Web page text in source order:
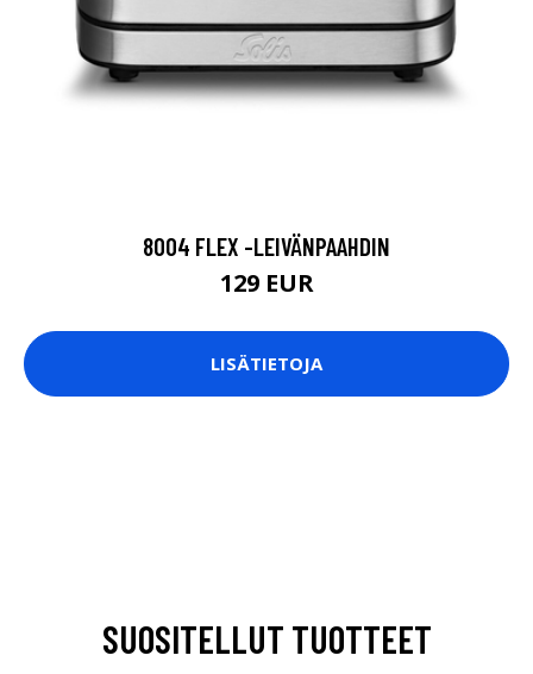
8004 FLEX -LEIVÄNPAAHDIN
129 EUR
LISÄTIETOJA
SUOSITELLUT TUOTTEET